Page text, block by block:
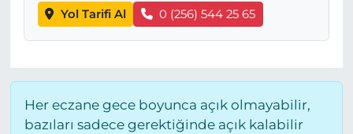
Yol Tarifi Al 0 (256) 544 25 65
Her eczane gece boyunca açık olmayabilir,
bazıları sadece gerektiğinde açık kalabilir